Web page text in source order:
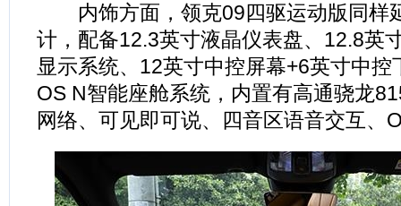
内饰方面，领克09四驱运动版同样
计，配备12.3英寸液晶仪表盘、12.8英
显示系统、12英寸中控屏幕+6英寸中控
OS N智能座舱系统，内置有高通骁龙
网络、可见即可说、四音区语音交互、